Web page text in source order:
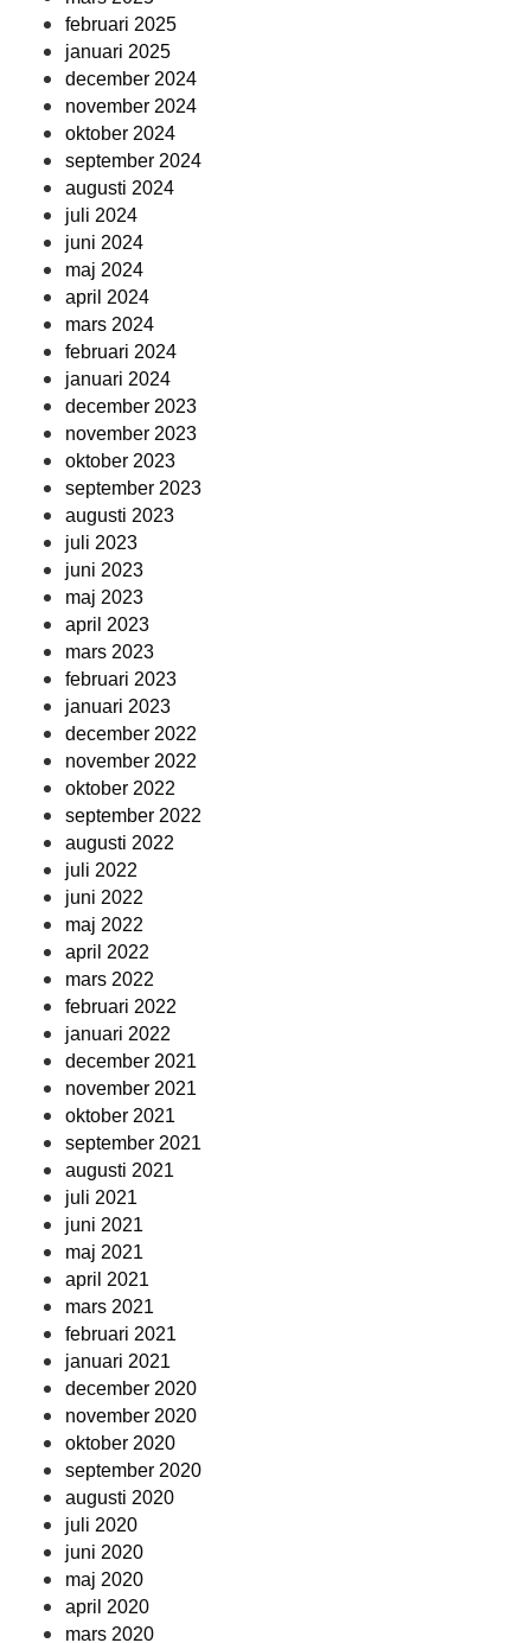
februari 2025
januari 2025
december 2024
november 2024
oktober 2024
september 2024
augusti 2024
juli 2024
juni 2024
maj 2024
april 2024
mars 2024
februari 2024
januari 2024
december 2023
november 2023
oktober 2023
september 2023
augusti 2023
juli 2023
juni 2023
maj 2023
april 2023
mars 2023
februari 2023
januari 2023
december 2022
november 2022
oktober 2022
september 2022
augusti 2022
juli 2022
juni 2022
maj 2022
april 2022
mars 2022
februari 2022
januari 2022
december 2021
november 2021
oktober 2021
september 2021
augusti 2021
juli 2021
juni 2021
maj 2021
april 2021
mars 2021
februari 2021
januari 2021
december 2020
november 2020
oktober 2020
september 2020
augusti 2020
juli 2020
juni 2020
maj 2020
april 2020
mars 2020